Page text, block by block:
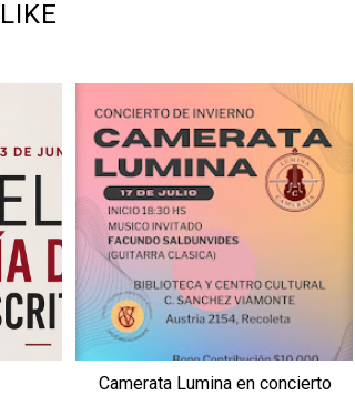
Camerata Lumina en concierto